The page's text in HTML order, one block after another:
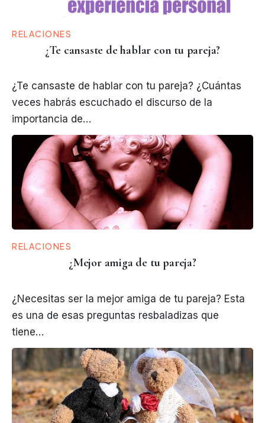
RELACIONES
¿Te cansaste de hablar con tu pareja?
¿Te cansaste de hablar con tu pareja? ¿Cuántas
veces habrás escuchado el discurso de la
importancia de…
RELACIONES
¿Mejor amiga de tu pareja?
¿Necesitas ser la mejor amiga de tu pareja? Esta
es una de esas preguntas resbaladizas que
tiene…